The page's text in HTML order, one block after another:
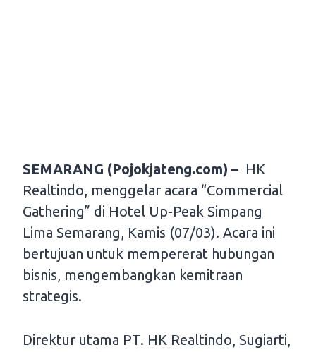
SEMARANG (Pojokjateng.com) – HK
Realtindo, menggelar acara “Commercial
Gathering” di Hotel Up-Peak Simpang
Lima Semarang, Kamis (07/03). Acara ini
bertujuan untuk mempererat hubungan
bisnis, mengembangkan kemitraan
strategis.
Direktur utama PT. HK Realtindo, Sugiarti,